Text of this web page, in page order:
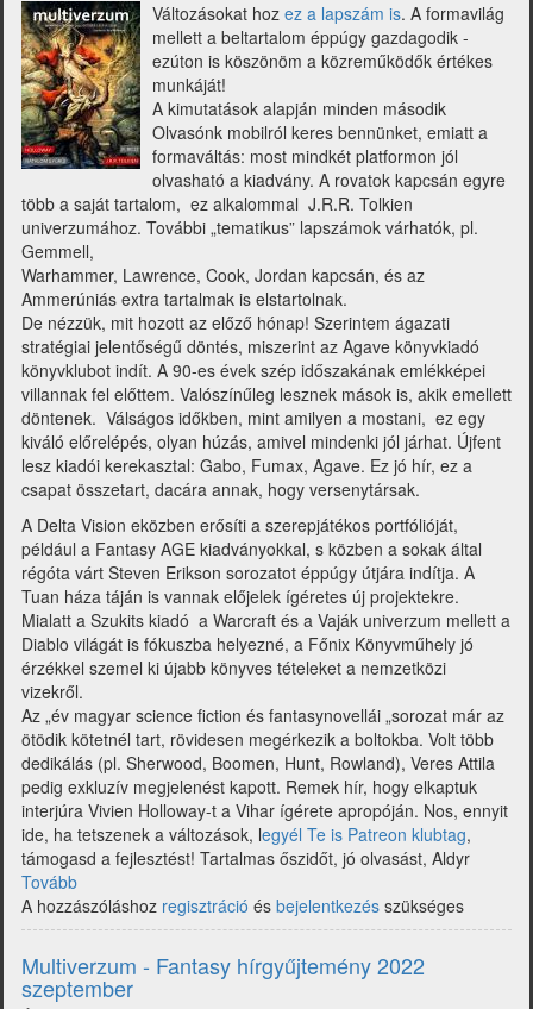
Változásokat hoz ez a lapszám is. A formavilág
mellett a beltartalom éppúgy gazdagodik -
ezúton is köszönöm a közreműködők értékes
munkáját!
A kimutatások alapján minden második
Olvasónk mobilról keres bennünket, emiatt a
formaváltás: most mindkét platformon jól
olvasható a kiadvány. A rovatok kapcsán egyre
több a saját tartalom, ez alkalommal J.R.R. Tolkien
univerzumához. További „tematikus” lapszámok várhatók, pl.
Gemmell,
Warhammer, Lawrence, Cook, Jordan kapcsán, és az
Ammerúniás extra tartalmak is elstartolnak.
De nézzük, mit hozott az előző hónap! Szerintem ágazati
stratégiai jelentőségű döntés, miszerint az Agave könyvkiadó
könyvklubot indít. A 90-es évek szép időszakának emlékképei
villannak fel előttem. Valószínűleg lesznek mások is, akik emellett
döntenek. Válságos időkben, mint amilyen a mostani, ez egy
kiváló előrelépés, olyan húzás, amivel mindenki jól járhat. Újfent
lesz kiadói kerekasztal: Gabo, Fumax, Agave. Ez jó hír, ez a
csapat összetart, dacára annak, hogy versenytársak.
A Delta Vision eközben erősíti a szerepjátékos portfólióját,
például a Fantasy AGE kiadványokkal, s közben a sokak által
régóta várt Steven Erikson sorozatot éppúgy útjára indítja. A
Tuan háza táján is vannak előjelek ígéretes új projektekre.
Mialatt a Szukits kiadó a Warcraft és a Vaják univerzum mellett a
Diablo világát is fókuszba helyezné, a Főnix Könyvműhely jó
érzékkel szemel ki újabb könyves tételeket a nemzetközi
vizekről.
Az „év magyar science fiction és fantasynovellái „sorozat már az
ötödik kötetnél tart, rövidesen megérkezik a boltokba. Volt több
dedikálás (pl. Sherwood, Boomen, Hunt, Rowland), Veres Attila
pedig exkluzív megjelenést kapott. Remek hír, hogy elkaptuk
interjúra Vivien Holloway-t a Vihar ígérete apropóján. Nos, ennyit
ide, ha tetszenek a változások, legyél Te is Patreon klubtag,
támogasd a fejlesztést! Tartalmas őszidőt, jó olvasást, Aldyr
Tovább
-
Fantasy
hírgyűjtemény
2022
október)
A hozzászóláshoz regisztráció és bejelentkezés szükséges
Multiverzum - Fantasy hírgyűjtemény 2022
szeptember